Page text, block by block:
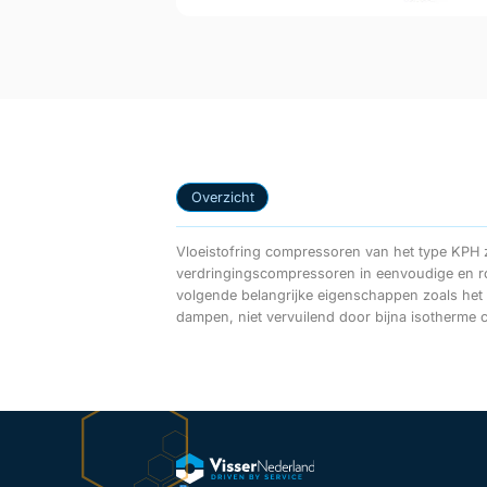
Overzicht
Vloeistofring compressoren van het type KPH
verdringingscompressoren in eenvoudige en
volgende belangrijke eigenschappen zoals
dampen, niet vervuilend door bijna isotherme
nodig in compressie ruimte), bijkomende vloeistof kan
gas stroom, makkelijk in onderhoud en
trillingsvrij, ruime keus in constructie